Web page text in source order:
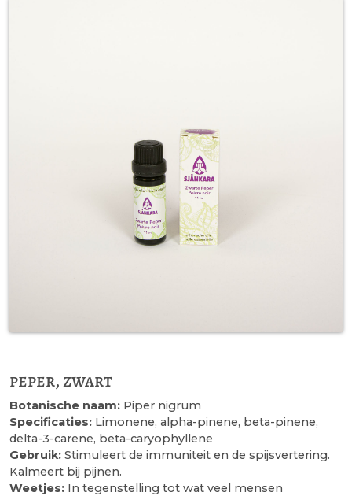
peper, zwart
Botanische naam: Piper nigrum
Specificaties: Limonene, alpha-pinene, beta-pinene,
delta-3-carene, beta-caryophyllene
Gebruik: Stimuleert de immuniteit en de spijsvertering.
Kalmeert bij pijnen.
Weetjes: In tegenstelling tot wat veel mensen